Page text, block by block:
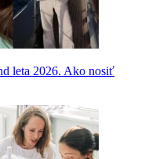
leta 2026. Ako nosiť